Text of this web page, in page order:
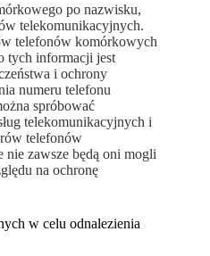
po nazwisku,
telekomunikacyjnych.
telefonów komórkowych
tych informacji jest
i ochrony
numeru telefonu
spróbować
telekomunikacyjnych i
telefonów
nie zawsze będą oni mogli
na ochronę
w celu odnalezienia